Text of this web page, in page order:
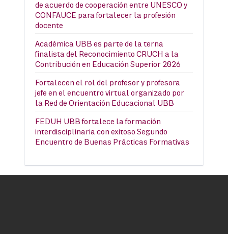
de acuerdo de cooperación entre UNESCO y
CONFAUCE para fortalecer la profesión
docente
Académica UBB es parte de la terna
finalista del Reconocimiento CRUCH a la
Contribución en Educación Superior 2026
Fortalecen el rol del profesor y profesora
jefe en el encuentro virtual organizado por
la Red de Orientación Educacional UBB
FEDUH UBB fortalece la formación
interdisciplinaria con exitoso Segundo
Encuentro de Buenas Prácticas Formativas